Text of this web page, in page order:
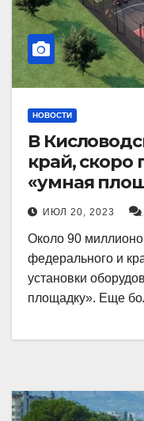
НОВОСТИ
В
край, скоро
«умная
ИЮЛ 20, 2023
Около 90
федерального и
установки
площадку». Еще